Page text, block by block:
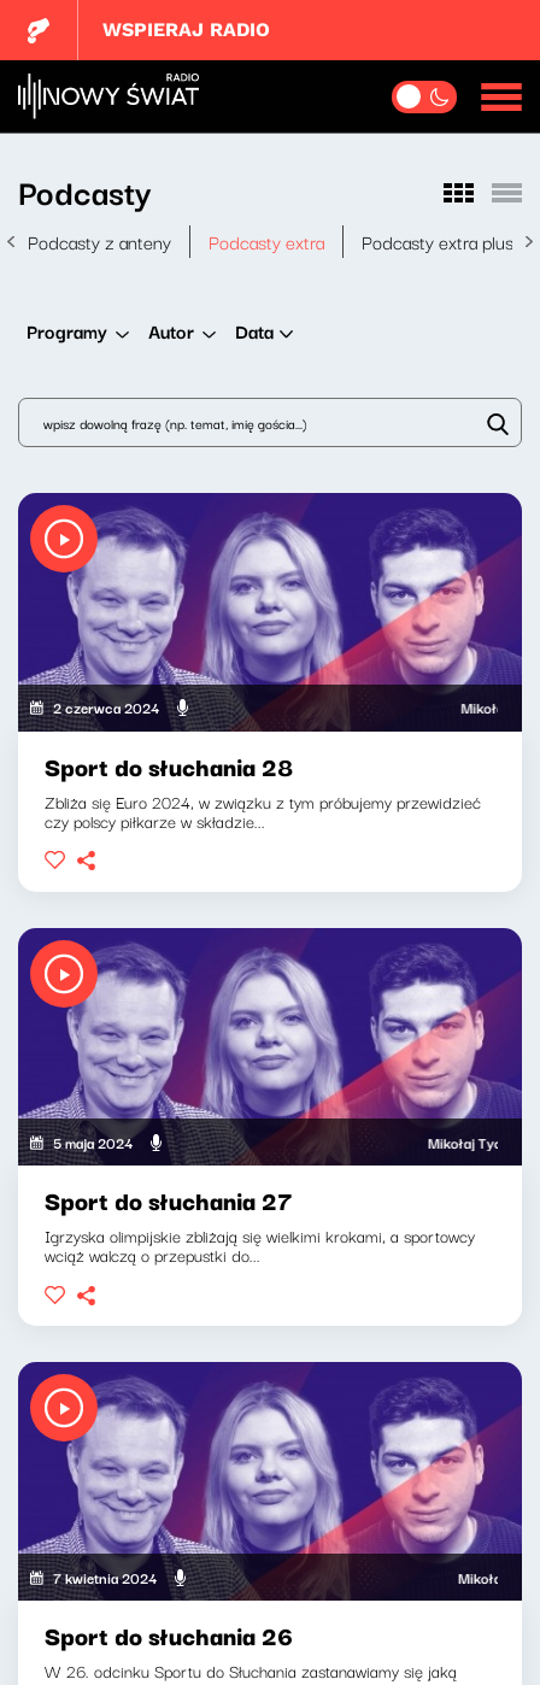
WSPIERAJ RADIO
Podcasty
Podcasty z anteny Podcasty extra Podcasty extra plus
Programy Autor Data
2 czerwca 2024 Mikołaj
Sport do słuchania 28
Zbliża się Euro 2024, w związku z tym próbujemy przewidzieć
czy polscy piłkarze w składzie...
5 maja 2024 Mikołaj Tyczyński,
Sport do słuchania 27
Igrzyska olimpijskie zbliżają się wielkimi krokami, a sportowcy
wciąż walczą o przepustki do...
7 kwietnia 2024 Mikołaj
Sport do słuchania 26
W 26. odcinku Sportu do Słuchania zastanawiamy się jaką